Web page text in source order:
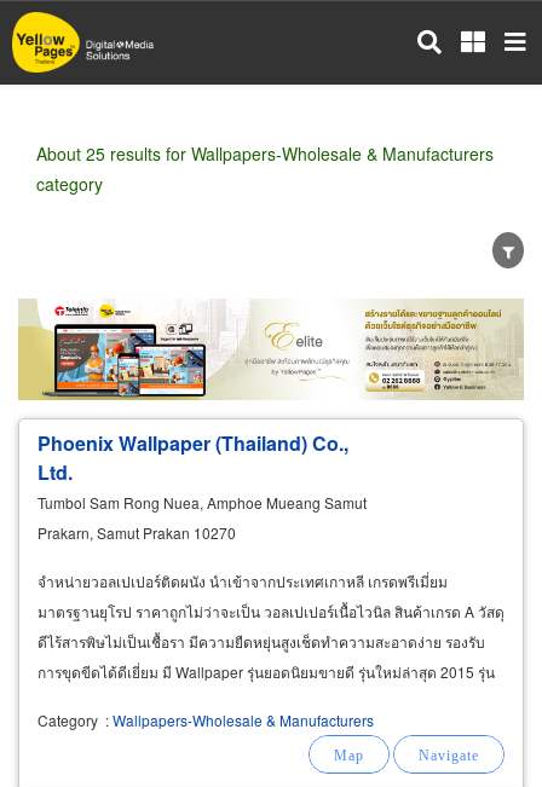
Skip
to
main
About 25 results for Wallpapers-Wholesale & Manufacturers
category
Wholesale Retail Manufacturer
Dealer
Exporter/Importer
Service Business
Phoenix Wallpaper (Thailand) Co.,
Ltd.
Tumbol Sam Rong Nuea, Amphoe Mueang Samut
Prakarn, Samut Prakan 10270
จำหน่ายวอลเปเปอร์ติดผนัง นำเข้าจากประเทศเกาหลี เกรดพรีเมี่ยม
มาตรฐานยุโรป ราคาถูกไม่ว่าจะเป็น วอลเปเปอร์เนื้อไวนิล สินค้าเกรด A วัสดุ
ดีไร้สารพิษไม่เป็นเชื้อรา มีความยืดหยุ่นสูงเช็ดทำความสะอาดง่าย รองรับ
การขุดขีดได้ดีเยี่ยม มี Wallpaper รุ่นยอดนิยมขายดี รุ่นใหม่ล่าสุด 2015 รุ่น
Category :Wallpapers-Wholesale & Manufacturers